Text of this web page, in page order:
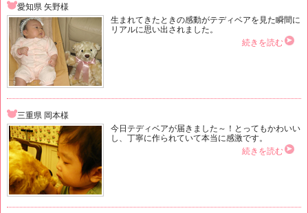
愛知県 矢野様
生まれてきたときの感動がテディベアを見た瞬間に
リアルに思い出されました。
続きを読む
三重県 岡本様
今日テディベアが届きました～！とってもかわいい
し、丁寧に作られていて本当に感激です。
続きを読む